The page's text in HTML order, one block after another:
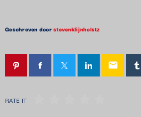
Geschreven doorstevenklijnholstz
email
RATE IT